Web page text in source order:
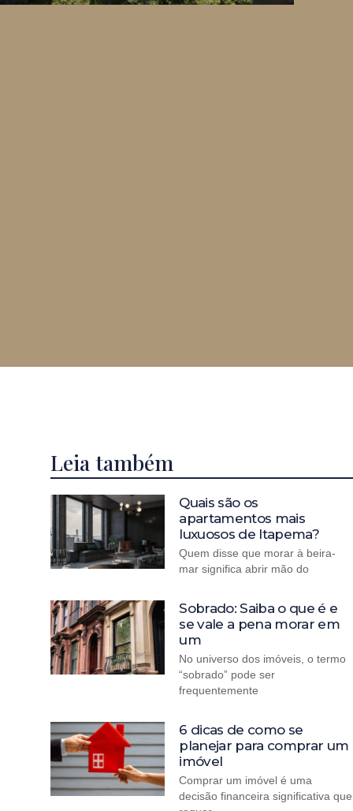
Leia também
Quais são os
apartamentos mais
luxuosos de Itapema?
Quem disse que morar à beira-
mar significa abrir mão do
Sobrado: Saiba o que é e
se vale a pena morar em
um
No universo dos imóveis, o termo
“sobrado” pode ser
frequentemente
6 dicas de como se
planejar para comprar um
imóvel
Comprar um imóvel é uma
decisão financeira significativa que